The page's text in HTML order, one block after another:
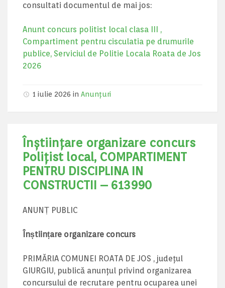
consultati documentul de mai jos:
Anunt concurs politist local clasa III ,
Compartiment pentru cisculatia pe drumurile
publice, Serviciul de Politie Locala Roata de Jos
2026
1 iulie 2026 in Anunțuri
Înștiințare organizare concurs
Poliţist local, COMPARTIMENT
PENTRU DISCIPLINA IN
CONSTRUCTII – 613990
ANUNȚ PUBLIC
Înștiințare organizare concurs
PRIMĂRIA COMUNEI ROATA DE JOS , județul
GIURGIU, publică anunțul privind organizarea
concursului de recrutare pentru ocuparea unei